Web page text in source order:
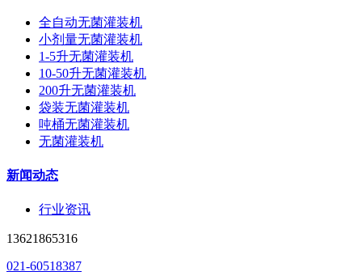
全自动无菌灌装机
小剂量无菌灌装机
1-5升无菌灌装机
10-50升无菌灌装机
200升无菌灌装机
袋装无菌灌装机
吨桶无菌灌装机
无菌灌装机
新闻动态
行业资讯
13621865316
021-60518387